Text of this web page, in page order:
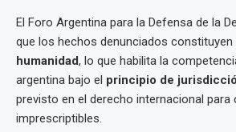
El Foro Argentina para la Defensa de la
que los hechos denunciados constituyen
humanidad, lo que habilita la
argentina bajo el principio de
previsto en el derecho internacional para
imprescriptibles.